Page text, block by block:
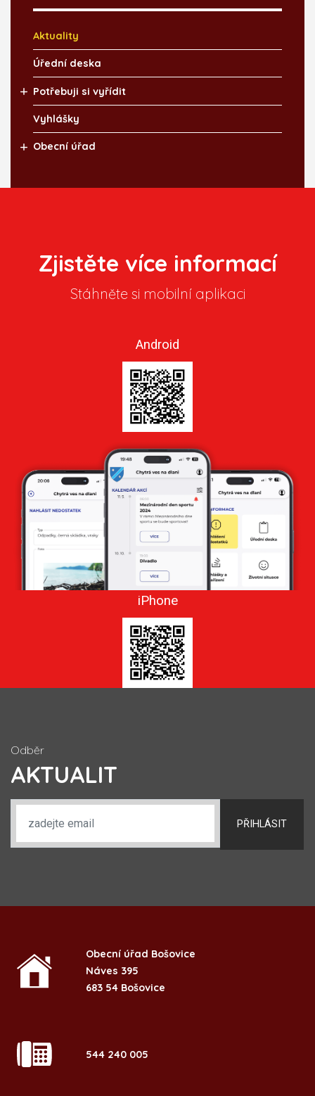
Aktuality
Úřední deska
Potřebuji si vyřídit
Vyhlášky
Obecní úřad
Zjistěte více informací
Stáhněte si mobilní aplikaci
Android
iPhone
Odběr
AKTUALIT
PŘIHLÁSIT
Obecní úřad Bošovice
Náves 395
683 54 Bošovice
544 240 005